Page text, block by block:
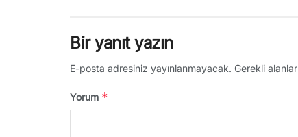
Bir yanıt yazın
E-posta adresiniz yayınlanmayacak. Gerekli alanlar
Yorum *